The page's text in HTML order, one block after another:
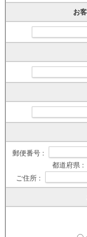
お
郵便番号 :
都道府県 :
ご住所 :